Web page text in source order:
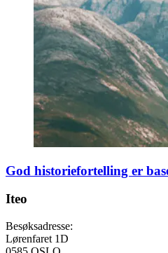
God historiefortelling er
Iteo
Besøksadresse:
Lørenfaret 1D